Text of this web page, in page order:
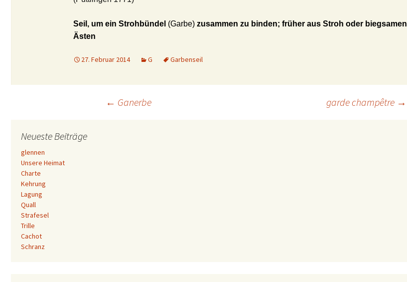
Seil, um ein Strohbündel (Garbe) zusammen zu binden; früher aus Stroh oder biegsamen
Ästen
27. Februar 2014 G Garbenseil
Beitrags-
Navigation
← Ganerbe garde champêtre →
Neueste Beiträge
glennen
Unsere Heimat
Charte
Kehrung
Lagung
Quall
Strafesel
Trille
Cachot
Schranz